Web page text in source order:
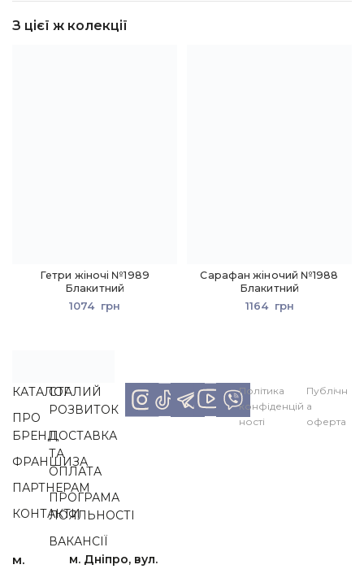
З цієї ж колекції
Гетри жіночі №1989
Блакитний
1074 грн
Сарафан жіночий №1988
Блакитний
1164 грн
м.
м. Дніпро, вул.
КАТАЛОГ
ПРО
БРЕНД
ФРАНШИЗА
ПАРТНЕРАМ
КОНТАКТИ
СТАЛИЙ
РОЗВИТОК
ДОСТАВКА
ТА
ОПЛАТА
ПРОГРАМА
ЛОЯЛЬНОСТІ
ВАКАНСІЇ
Політика
конфіденцій
ності
Публічн
а
оферта